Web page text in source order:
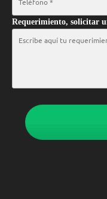
Requerimiento, solicitar